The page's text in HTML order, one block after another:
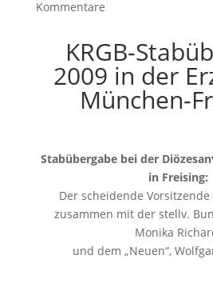
Kommentare
KRGB-
2009 in der
München-
Stabübergabe bei der
in Freising:
Der scheidende Vorsitzende
zusammen mit der stellv.
Monika
und dem „Neuen“,